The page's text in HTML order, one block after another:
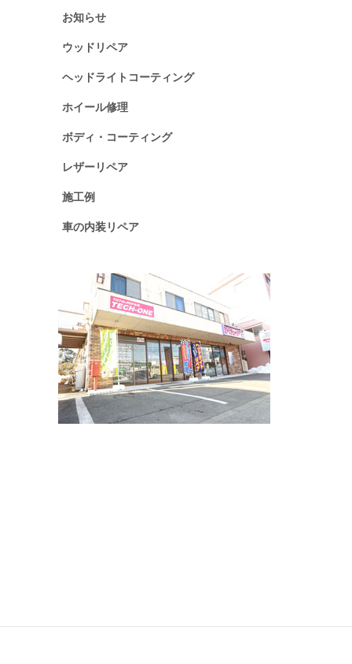
お知らせ
ウッドリペア
ヘッドライトコーティング
ホイール修理
ボディ・コーティング
レザーリペア
施工例
車の内装リペア